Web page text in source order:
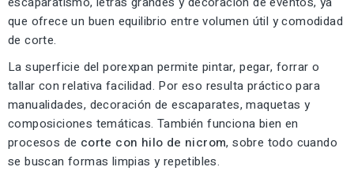
que ofrece un buen equilibrio entre volumen útil y comodidad
de corte.
La superficie del porexpan permite pintar, pegar, forrar o
tallar con relativa facilidad. Por eso resulta práctico para
manualidades, decoración de escaparates, maquetas y
composiciones temáticas. También funciona bien en
procesos de corte con hilo de nicrom, sobre todo cuando
se buscan formas limpias y repetibles.